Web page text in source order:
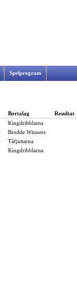
Spelprogram
Bortalag
Resultat
Kingdribblarna
Brodde Winners
Tåfjuttarna
Kingdribblarna